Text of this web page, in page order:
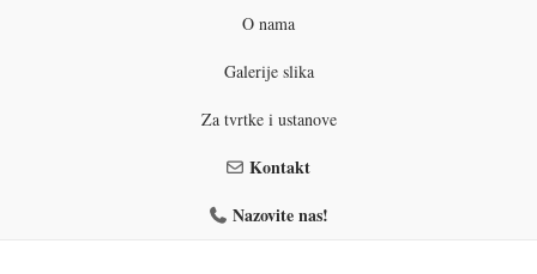
O nama
Galerije slika
Za tvrtke i ustanove
Kontakt
Nazovite nas!